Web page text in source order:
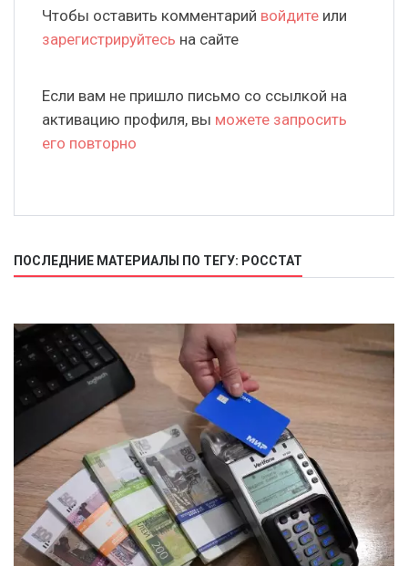
Чтобы оставить комментарий войдите или
зарегистрируйтесь на сайте
Если вам не пришло письмо со ссылкой на
активацию профиля, вы можете запросить
его повторно
ПОСЛЕДНИЕ МАТЕРИАЛЫ ПО ТЕГУ: РОССТАТ